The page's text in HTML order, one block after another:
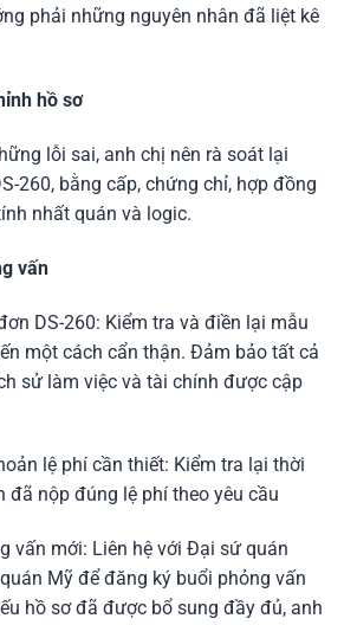
phải những nguyên nhân đã liệt kê
hồ sơ
lỗi sai, anh chị nên rà soát lại
260, bằng cấp, chứng chỉ, hợp đồng
nhất quán và logic.
vấn
DS-260: Kiểm tra và điền lại mẫu
một cách cẩn thận. Đảm bảo tất cả
sử làm việc và tài chính được cập
lệ phí cần thiết: Kiểm tra lại thời
đã nộp đúng lệ phí theo yêu cầu
vấn mới: Liên hệ với Đại sứ quán
Mỹ để đăng ký buổi phỏng vấn
hồ sơ đã được bổ sung đầy đủ, anh